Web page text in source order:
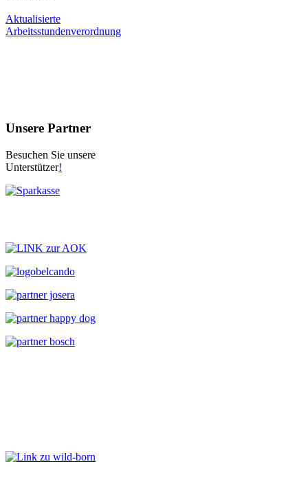
Aktualisierte
Arbeitsstundenverordnung
Unsere Partner
Besuchen Sie unsere
Unterstützer!